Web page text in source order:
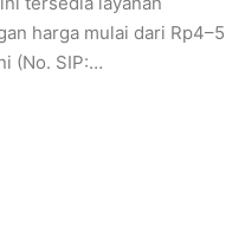
harga mulai dari Rp4–5
(No. SIP:…